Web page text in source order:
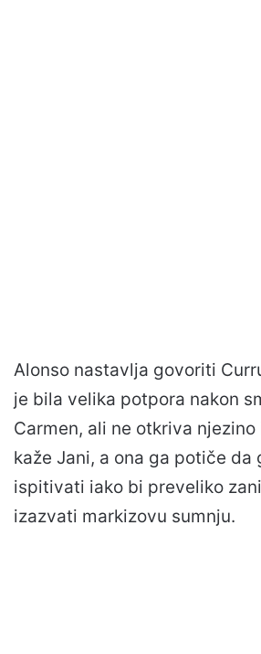
Alonso nastavlja govoriti
je bila velika potpora nakon
Carmen, ali ne otkriva
kaže Jani, a ona ga potiče da
ispitivati iako bi preveliko
izazvati markizovu sumnju.